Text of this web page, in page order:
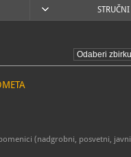
(nadgrobni, posvetni,